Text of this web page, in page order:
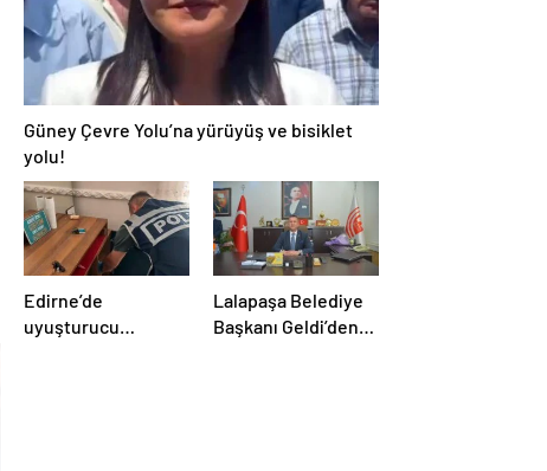
Güney Çevre Yolu’na yürüyüş ve bisiklet
yolu!
Edirne’de
uyuşturucu
Lalapaşa Belediye
Başkanı Geldi’den